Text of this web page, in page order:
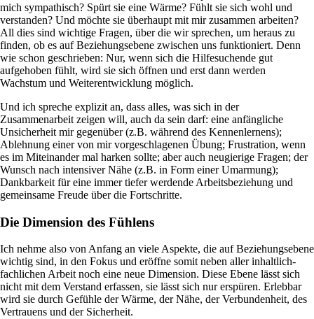
mich sympathisch? Spürt sie eine Wärme? Fühlt sie sich wohl und
verstanden? Und möchte sie überhaupt mit mir zusammen arbeiten?
All dies sind wichtige Fragen, über die wir sprechen, um heraus zu
finden, ob es auf Beziehungsebene zwischen uns funktioniert. Denn
wie schon geschrieben: Nur, wenn sich die Hilfesuchende gut
aufgehoben fühlt, wird sie sich öffnen und erst dann werden
Wachstum und Weiterentwicklung möglich.
Und ich spreche explizit an, dass alles, was sich in der
Zusammenarbeit zeigen will, auch da sein darf: eine anfängliche
Unsicherheit mir gegenüber (z.B. während des Kennenlernens);
Ablehnung einer von mir vorgeschlagenen Übung; Frustration, wenn
es im Miteinander mal harken sollte; aber auch neugierige Fragen; der
Wunsch nach intensiver Nähe (z.B. in Form einer Umarmung);
Dankbarkeit für eine immer tiefer werdende Arbeitsbeziehung und
gemeinsame Freude über die Fortschritte.
Die Dimension des Fühlens
Ich nehme also von Anfang an viele Aspekte, die auf Beziehungsebene
wichtig sind, in den Fokus und eröffne somit neben aller inhaltlich-
fachlichen Arbeit noch eine neue Dimension. Diese Ebene lässt sich
nicht mit dem Verstand erfassen, sie lässt sich nur erspüren. Erlebbar
wird sie durch Gefühle der Wärme, der Nähe, der Verbundenheit, des
Vertrauens und der Sicherheit.